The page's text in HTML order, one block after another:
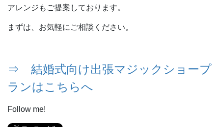
アレンジもご提案しております。
まずは、お気軽にご相談ください。
⇒ 結婚式向け出張マジックショープ
ランはこちらへ
Follow me!